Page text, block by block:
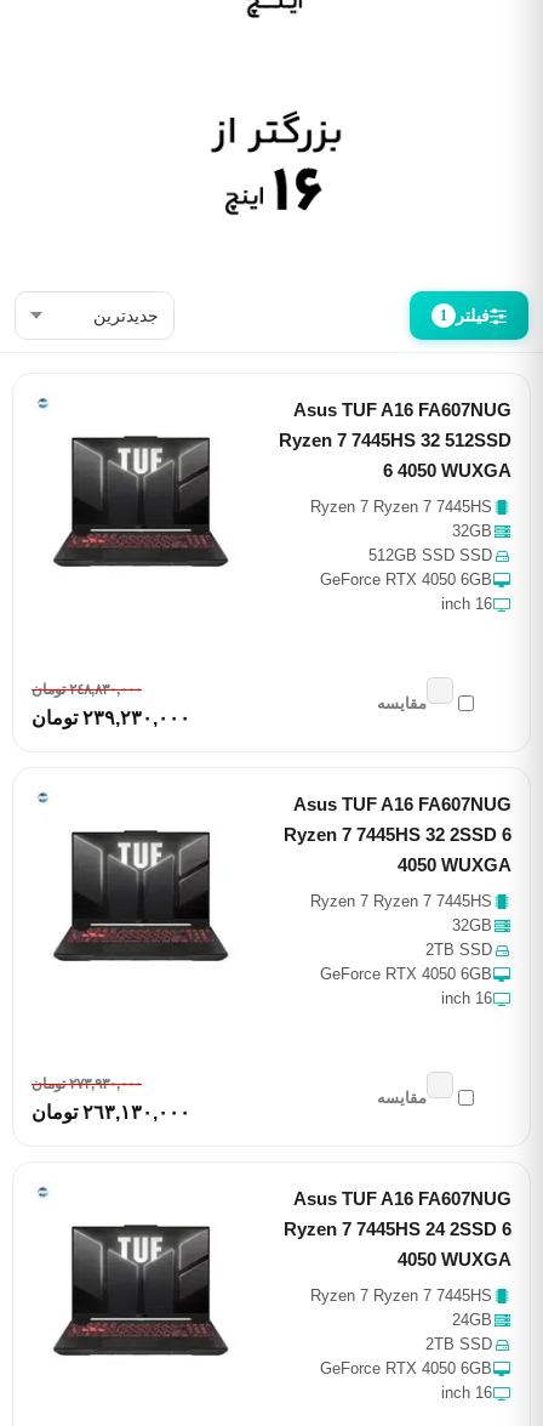
فیلتر 1
Asus TUF A16 FA607NUG
Ryzen 7 7445HS 32 512SSD
6 4050 WUXGA
Ryzen 7 Ryzen 7 7445HS
32GB
512GB SSD SSD
GeForce RTX 4050 6GB
16 inch
٢٤٨,٨٣٠,٠٠٠ تومان
٢٣٩,٢٣٠,٠٠٠ تومان
مقایسه
Asus TUF A16 FA607NUG
Ryzen 7 7445HS 32 2SSD 6
4050 WUXGA
Ryzen 7 Ryzen 7 7445HS
32GB
2TB SSD
GeForce RTX 4050 6GB
16 inch
٢٧٣,٩٣٠,٠٠٠ تومان
٢٦٣,١٣٠,٠٠٠ تومان
مقایسه
Asus TUF A16 FA607NUG
Ryzen 7 7445HS 24 2SSD 6
4050 WUXGA
Ryzen 7 Ryzen 7 7445HS
24GB
2TB SSD
GeForce RTX 4050 6GB
16 inch